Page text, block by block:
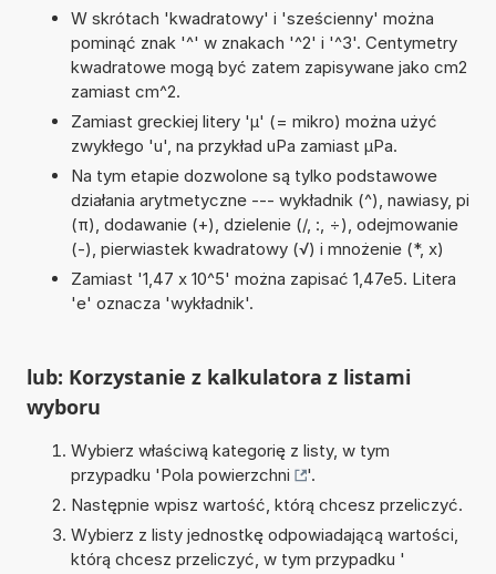
W skrótach 'kwadratowy' i 'sześcienny' można
pominąć znak '^' w znakach '^2' i '^3'. Centymetry
kwadratowe mogą być zatem zapisywane jako cm2
zamiast cm^2.
Zamiast greckiej litery 'µ' (= mikro) można użyć
zwykłego 'u', na przykład uPa zamiast µPa.
Na tym etapie dozwolone są tylko podstawowe
działania arytmetyczne --- wykładnik (^), nawiasy, pi
(π), dodawanie (+), dzielenie (/, :, ÷), odejmowanie
(-), pierwiastek kwadratowy (√) i mnożenie (*, x)
Zamiast '1,47 x 10^5' można zapisać 1,47e5. Litera
'e' oznacza 'wykładnik'.
lub: Korzystanie z kalkulatora z listami
wyboru
Wybierz właściwą kategorię z listy, w tym
przypadku 'Pola powierzchni
'.
Następnie wpisz wartość, którą chcesz przeliczyć.
Wybierz z listy jednostkę odpowiadającą wartości,
którą chcesz przeliczyć, w tym przypadku '